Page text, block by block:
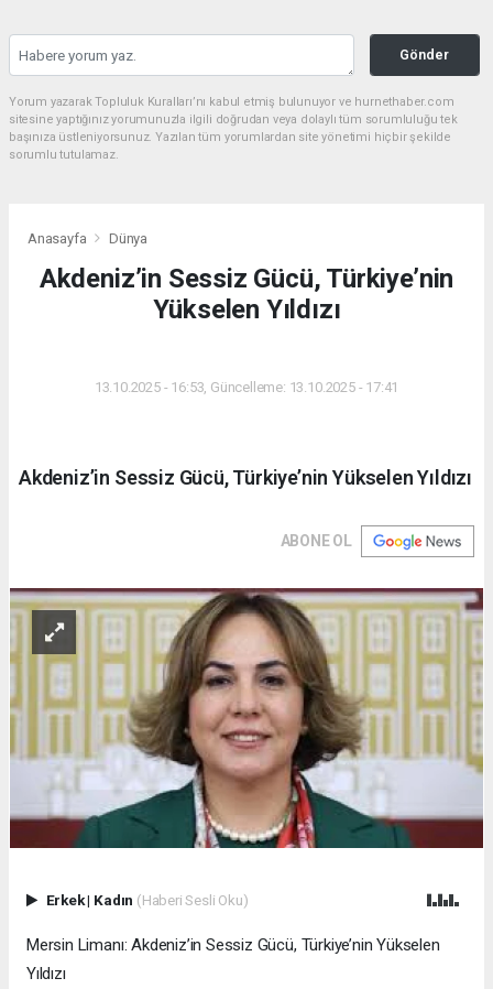
Gönder
Yorum yazarak Topluluk Kuralları’nı kabul etmiş bulunuyor ve hurnethaber.com
sitesine yaptığınız yorumunuzla ilgili doğrudan veya dolaylı tüm sorumluluğu tek
başınıza üstleniyorsunuz. Yazılan tüm yorumlardan site yönetimi hiçbir şekilde
sorumlu tutulamaz.
Anasayfa Dünya
Akdeniz’in Sessiz Gücü, Türkiye’nin
Yükselen Yıldızı
13.10.2025 - 16:53, Güncelleme: 13.10.2025 - 17:41
Akdeniz’in Sessiz Gücü, Türkiye’nin Yükselen Yıldızı
ABONE OL
Erkek| Kadın (Haberi Sesli Oku)
Mersin Limanı: Akdeniz’in Sessiz Gücü, Türkiye’nin Yükselen
Yıldızı